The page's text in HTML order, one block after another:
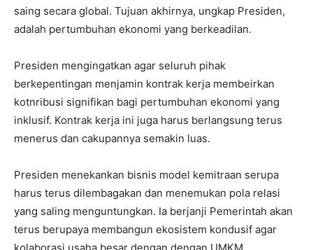
saing secara global. Tujuan akhirnya, ungkap Presiden,
adalah pertumbuhan ekonomi yang berkeadilan.
Presiden mengingatkan agar seluruh pihak
berkepentingan menjamin kontrak kerja membeirkan
kotnribusi signifikan bagi pertumbuhan ekonomi yang
inklusif. Kontrak kerja ini juga harus berlangsung terus
menerus dan cakupannya semakin luas.
Presiden menekankan bisnis model kemitraan serupa
harus terus dilembagakan dan menemukan pola relasi
yang saling menguntungkan. Ia berjanji Pemerintah akan
terus berupaya membangun ekosistem kondusif agar